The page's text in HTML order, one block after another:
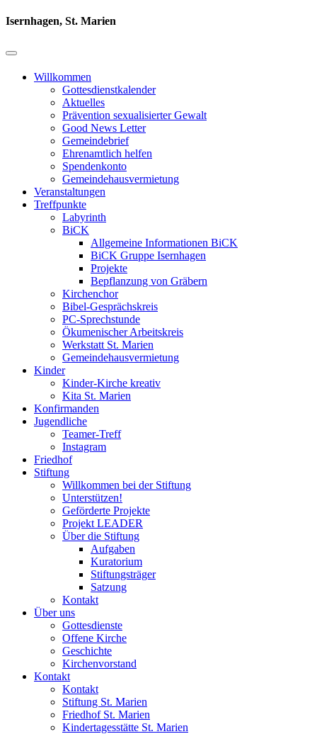
Isernhagen, St. Marien
Willkommen
Gottesdienstkalender
Aktuelles
Prävention sexualisierter Gewalt
Good News Letter
Gemeindebrief
Ehrenamtlich helfen
Spendenkonto
Gemeindehausvermietung
Veranstaltungen
Treffpunkte
Labyrinth
BiCK
Allgemeine Informationen BiCK
BiCK Gruppe Isernhagen
Projekte
Bepflanzung von Gräbern
Kirchenchor
Bibel-Gesprächskreis
PC-Sprechstunde
Ökumenischer Arbeitskreis
Werkstatt St. Marien
Gemeindehausvermietung
Kinder
Kinder-Kirche kreativ
Kita St. Marien
Konfirmanden
Jugendliche
Teamer-Treff
Instagram
Friedhof
Stiftung
Willkommen bei der Stiftung
Unterstützen!
Geförderte Projekte
Projekt LEADER
Über die Stiftung
Aufgaben
Kuratorium
Stiftungsträger
Satzung
Kontakt
Über uns
Gottesdienste
Offene Kirche
Geschichte
Kirchenvorstand
Kontakt
Kontakt
Stiftung St. Marien
Friedhof St. Marien
Kindertagesstätte St. Marien